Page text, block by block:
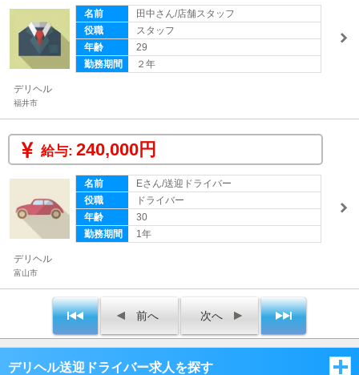
名前
田中さん/店舗スタッフ
役職
スタッフ
年齢
29
勤務期間
２年
デリヘル
福井市
給与: 240,000円
名前
Eさん/送迎ドライバー
役職
ドライバー
年齢
30
勤務期間
1年
デリヘル
富山市
前へ 次へ
デリヘル送迎ドライバー求人を探す